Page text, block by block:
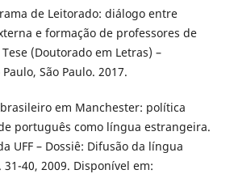
de Leitorado: diálogo entre
e formação de professores de
(Doutorado em Letras) –
São Paulo. 2017.
em Manchester: política
português como língua estrangeira.
UFF – Dossiê: Difusão da língua
40, 2009. Disponível em: